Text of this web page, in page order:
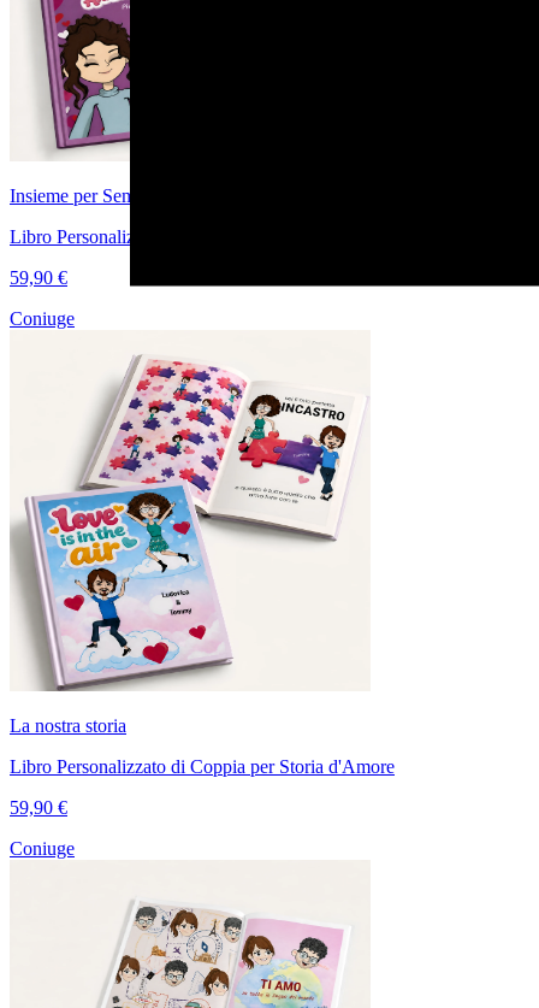
Insieme per Sempre
Libro Personalizzato Anniversario per Fidanzati
59,90 €
Coniuge
La nostra storia
Libro Personalizzato di Coppia per Storia d'Amore
59,90 €
Coniuge